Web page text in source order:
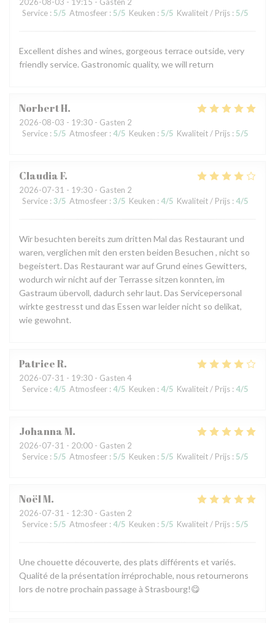
2026-08-03 - 19:15 - Gasten 2
Service : 5/5 Atmosfeer : 5/5 Keuken : 5/5 Kwaliteit / Prijs : 5/5
Excellent dishes and wines, gorgeous terrace outside, very
friendly service. Gastronomic quality, we will return
NorbertH
2026-08-03 - 19:30 - Gasten 2
Service : 5/5 Atmosfeer : 4/5 Keuken : 5/5 Kwaliteit / Prijs : 5/5
ClaudiaF
2026-07-31 - 19:30 - Gasten 2
Service : 3/5 Atmosfeer : 3/5 Keuken : 4/5 Kwaliteit / Prijs : 4/5
Wir besuchten bereits zum dritten Mal das Restaurant und
waren, verglichen mit den ersten beiden Besuchen , nicht so
begeistert. Das Restaurant war auf Grund eines Gewitters,
wodurch wir nicht auf der Terrasse sitzen konnten, im
Gastraum übervoll, dadurch sehr laut. Das Servicepersonal
wirkte gestresst und das Essen war leider nicht so delikat,
wie gewohnt.
PatriceR
2026-07-31 - 19:30 - Gasten 4
Service : 4/5 Atmosfeer : 4/5 Keuken : 4/5 Kwaliteit / Prijs : 4/5
JohannaM
2026-07-31 - 20:00 - Gasten 2
Service : 5/5 Atmosfeer : 5/5 Keuken : 5/5 Kwaliteit / Prijs : 5/5
NoëlM
2026-07-31 - 12:30 - Gasten 2
Service : 5/5 Atmosfeer : 4/5 Keuken : 5/5 Kwaliteit / Prijs : 5/5
Une chouette découverte, des plats différents et variés.
Qualité de la présentation irréprochable, nous retournerons
lors de notre prochain passage à Strasbourg!😋